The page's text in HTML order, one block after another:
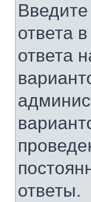
ответа
ответа
ответы.